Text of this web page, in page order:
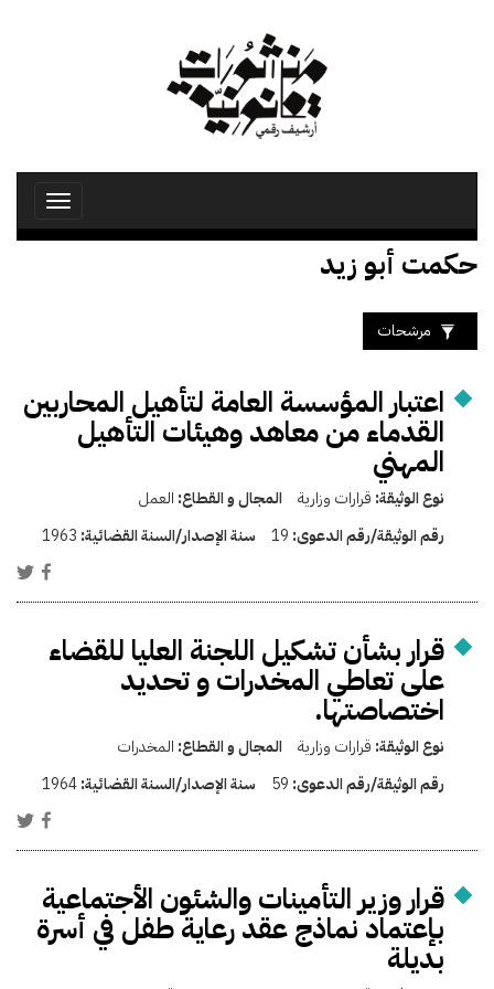
Toggle
حكمت أبو زيد
مرشحات
اعتبار المؤسسة العامة لتأهيل المحاربين
القدماء من معاهد وهيئات التأهيل
المهني
نوع الوثيقة: قرارات وزارية المجال و القطاع: العمل
رقم الوثيقة/رقم الدعوى: 19 سنة الإصدار/السنة القضائية: 1963
قرار بشأن تشكيل اللجنة العليا للقضاء
على تعاطي المخدرات و تحديد
اختصاصتها.
نوع الوثيقة: قرارات وزارية المجال و القطاع: المخدرات
رقم الوثيقة/رقم الدعوى: 59 سنة الإصدار/السنة القضائية:1964
قرار وزير التأمينات والشئون الأجتماعية
بإعتماد نماذج عقد رعاية طفل في أسرة
بديلة